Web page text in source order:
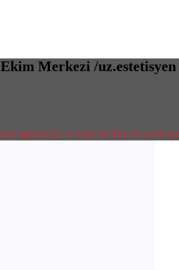
Merkezi /
MERKEZI /UZ.ESTETISYEN AVNI